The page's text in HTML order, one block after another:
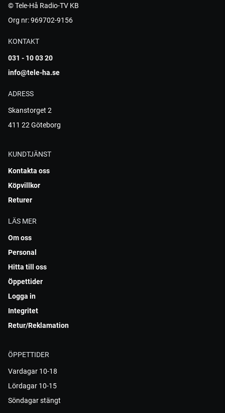
© Tele-Hå Radio-TV KB
Org nr: 969702-9156
KONTAKT
031 - 10 03 20
info@tele-ha.se
ADRESS
Skanstorget 2
411 22 Göteborg
KUNDTJÄNST
Kontakta oss
Köpvillkor
Returer
LÄS MER
Om oss
Personal
Hitta till oss
Öppettider
Logga in
Integritet
Retur/Reklamation
ÖPPETTIDER
Vardagar 10-18
Lördagar 10-15
Söndagar stängt